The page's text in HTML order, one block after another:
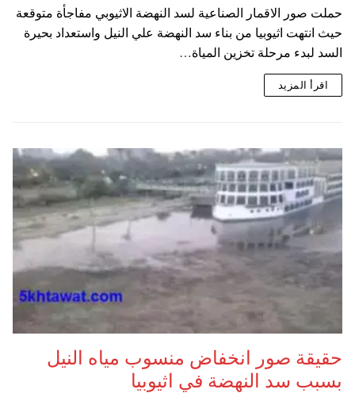
حملت صور الاقمار الصناعية لسد النهضة الاثيوبي مفاجأة متوقعة
حيث انتهت اثيوبيا من بناء سد النهضة علي النيل واستعداد بحيرة
السد لبدء مرحلة تخزين المياة…
اقرأ المزيد
حقيقة صور انخفاض منسوب مياه النيل
بسبب سد النهضة في اثيوبيا